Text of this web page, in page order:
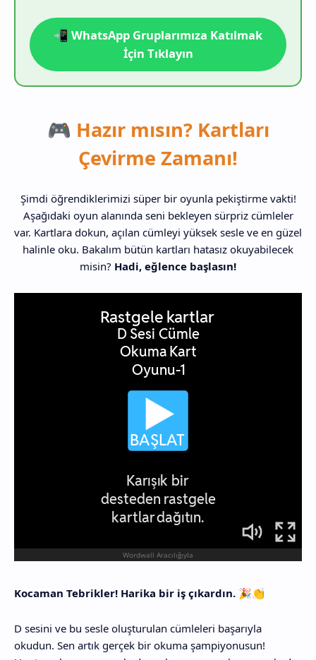
📲 WhatsApp Gruplarımıza Katılmak
İçin Tıklayın
🎮 Hazır mısın? Kartları
Çevirme Zamanı!
Şimdi öğrendiklerimizi süper bir oyunla pekiştirme vakti!
Aşağıdaki oyun alanında seni bekleyen sürpriz cümleler
var. Kartlara dokun, açılan cümleyi yüksek sesle ve en güzel
halinle oku. Bakalım bütün kartları hatasız okuyabilecek
misin? Hadi, eğlence başlasın!
Kocaman Tebrikler! Harika bir iş çıkardın. 🎉👏
D sesini ve bu sesle oluşturulan cümleleri başarıyla
okudun. Sen artık gerçek bir okuma şampiyonusun!